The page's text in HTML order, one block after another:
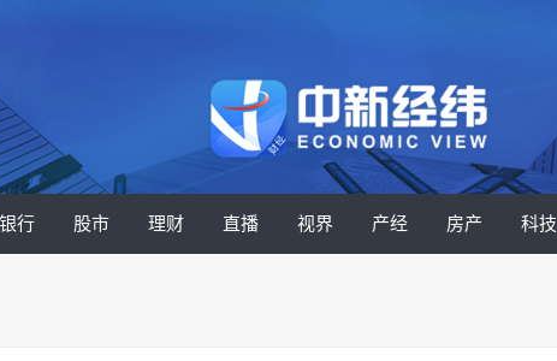
银行 股市 理财 直播 视界 产经 房产 科技